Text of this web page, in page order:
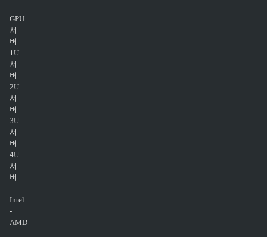
GPU
서
버
1U
서
버
2U
서
버
3U
서
버
4U
서
버
-
Intel
-
AMD